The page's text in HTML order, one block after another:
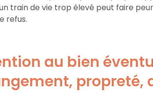
train de vie trop élevé peut faire
refus.
au bien
propreté,